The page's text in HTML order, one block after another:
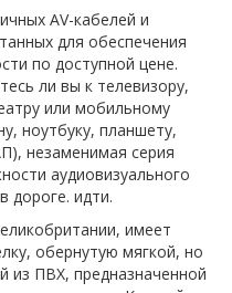
AV-кабелей и
для обеспечения
по доступной цене.
ли вы к телевизору,
или мобильному
ноутбуку, планшету,
незаменимая серия
аудиовизуального
дороге. идти.
имеет
обернутую мягкой, но
из ПВХ, предназначенной